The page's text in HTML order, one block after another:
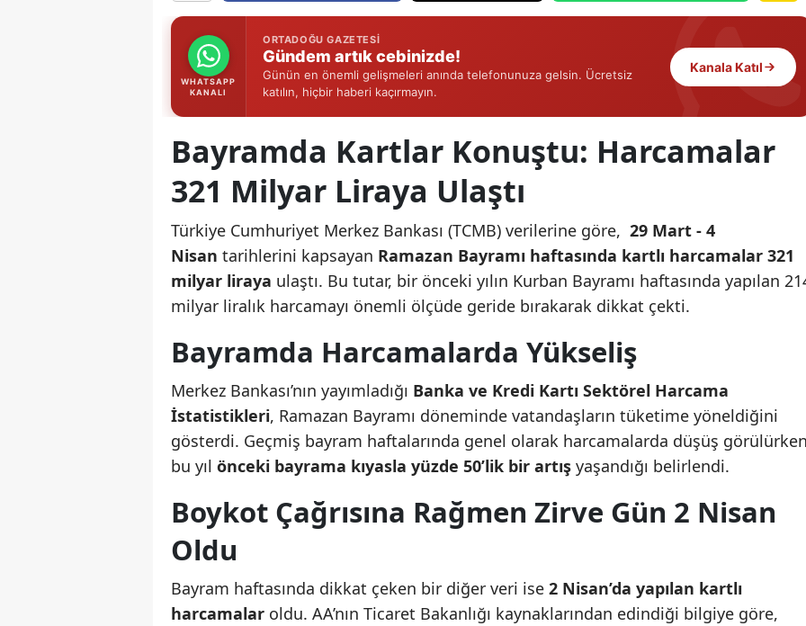
Hakkari
Hatay
Isparta
Mersin
İzmir
Kars
Kastamonu
Kayseri
Kırklareli
Kocaeli
Konya
WHATSAPP
KANALI
ORTADOĞU GAZETESI
Gündem artık cebinizde!
Günün en önemli gelişmeleri anında telefonunuza gelsin. Ücretsiz
katılın, hiçbir haberi kaçırmayın.
Kanala Katıl
Bayramda Kartlar Konuştu: Harcamalar
321 Milyar Liraya Ulaştı
Türkiye Cumhuriyet Merkez Bankası (TCMB) verilerine göre, 29 Mart - 4
Nisan tarihlerini kapsayan Ramazan Bayramı haftasında kartlı harcamalar 321
milyar liraya ulaştı. Bu tutar, bir önceki yılın Kurban Bayramı haftasında yapılan
milyar liralık harcamayı önemli ölçüde geride bırakarak dikkat çekti.
Bayramda Harcamalarda Yükseliş
Merkez Bankası’nın yayımladığı Banka ve Kredi Kartı Sektörel Harcama
İstatistikleri, Ramazan Bayramı döneminde vatandaşların tüketime yöneldiğini
gösterdi. Geçmiş bayram haftalarında genel olarak harcamalarda düşüş
bu yıl önceki bayrama kıyasla yüzde 50’lik bir artış yaşandığı belirlendi.
Boykot Çağrısına Rağmen Zirve Gün 2 Nisan
Oldu
Bayram haftasında dikkat çeken bir diğer veri ise 2 Nisan’da yapılan kartlı
harcamalar oldu. AA’nın Ticaret Bakanlığı kaynaklarından edindiği bilgiye göre,